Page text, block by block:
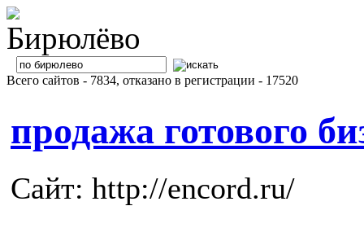
Всего сайтов - 7834, отказано в регистрации - 17520
продажа готового
Сайт: http://encord.ru/